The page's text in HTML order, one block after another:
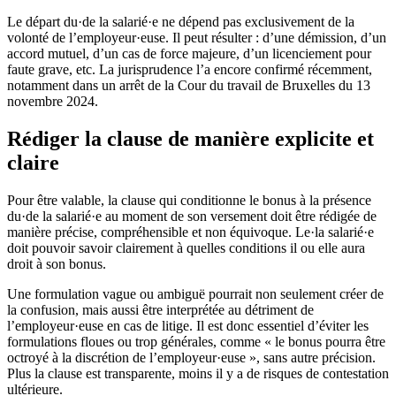
Le départ du·de la salarié·e ne dépend pas exclusivement de la
volonté de l’employeur·euse. Il peut résulter : d’une démission, d’un
accord mutuel, d’un cas de force majeure, d’un licenciement pour
faute grave, etc. La jurisprudence l’a encore confirmé récemment,
notamment dans un arrêt de la Cour du travail de Bruxelles du 13
novembre 2024.
Rédiger la clause de manière explicite et
claire
Pour être valable, la clause qui conditionne le bonus à la présence
du·de la salarié·e au moment de son versement doit être rédigée de
manière précise, compréhensible et non équivoque. Le·la salarié·e
doit pouvoir savoir clairement à quelles conditions il ou elle aura
droit à son bonus.
Une formulation vague ou ambiguë pourrait non seulement créer de
la confusion, mais aussi être interprétée au détriment de
l’employeur·euse en cas de litige. Il est donc essentiel d’éviter les
formulations floues ou trop générales, comme « le bonus pourra être
octroyé à la discrétion de l’employeur·euse », sans autre précision.
Plus la clause est transparente, moins il y a de risques de contestation
ultérieure.